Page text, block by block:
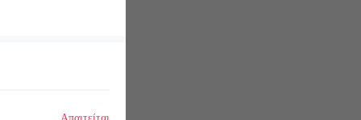
Απαιτείται